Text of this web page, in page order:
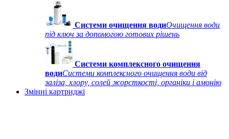
Системи очищення водиОчищення води
під ключ за допомогою готових рішень
Системи комплексного очищення
водиСистеми комплексного очищення води від
заліза, хлору, солей жорсткості, органіки і амонію
Змінні картриджі